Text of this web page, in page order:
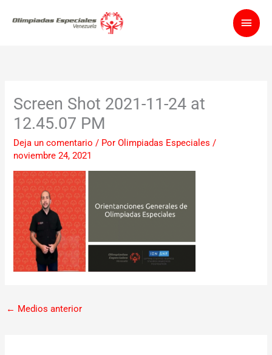
Screen Shot 2021-11-24 at
12.45.07 PM
Deja un comentario / PorOlimpiadas Especiales/
noviembre 24, 2021
← Medios anterior